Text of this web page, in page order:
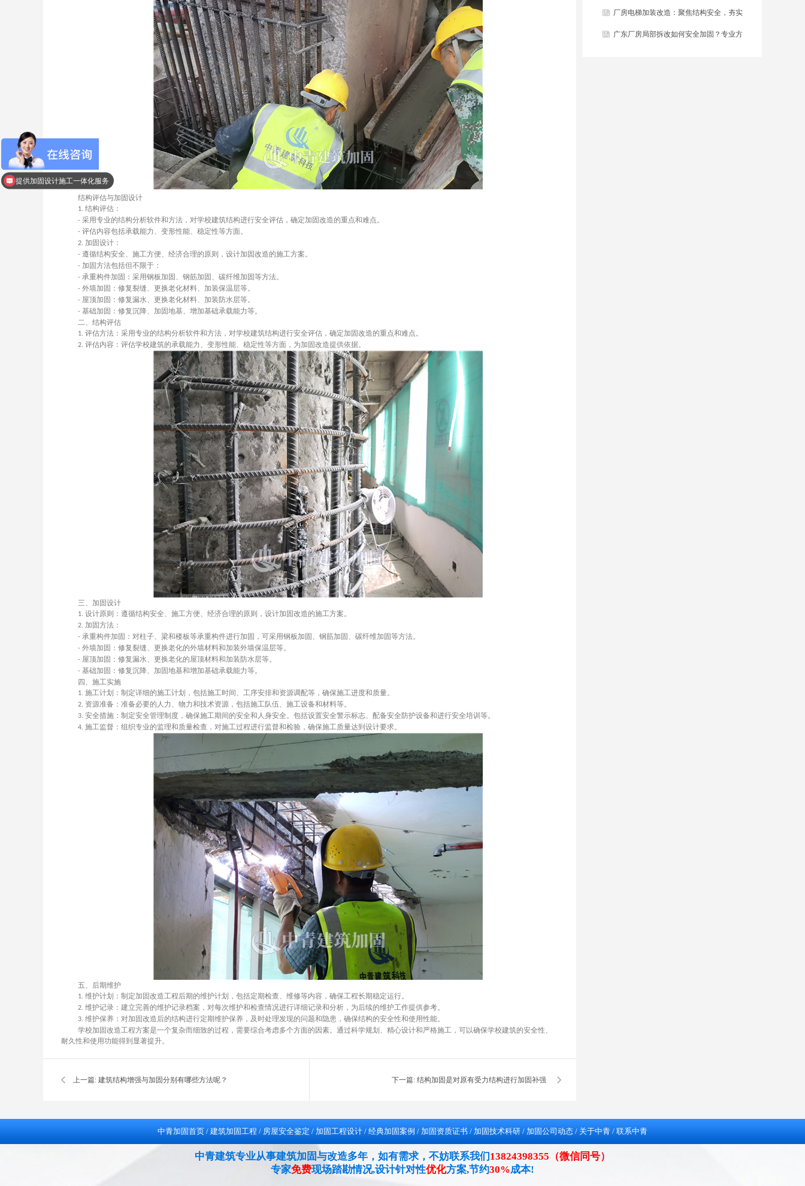
结构评估与加固设计
1. 结构评估：
- 采用专业的结构分析软件和方法，对学校建筑结构进行安全评估，确定加固改造的重点和难点。
- 评估内容包括承载能力、变形性能、稳定性等方面。
2. 加固设计：
- 遵循结构安全、施工方便、经济合理的原则，设计加固改造的施工方案。
- 加固方法包括但不限于：
- 承重构件加固：采用钢板加固、钢筋加固、碳纤维加固等方法。
- 外墙加固：修复裂缝、更换老化材料、加装保温层等。
- 屋顶加固：修复漏水、更换老化材料、加装防水层等。
- 基础加固：修复沉降、加固地基、增加基础承载能力等。
二、结构评估
1. 评估方法：采用专业的结构分析软件和方法，对学校建筑结构进行安全评估，确定加固改造的重点和难点。
2. 评估内容：评估学校建筑的承载能力、变形性能、稳定性等方面，为加固改造提供依据。
三、加固设计
1. 设计原则：遵循结构安全、施工方便、经济合理的原则，设计加固改造的施工方案。
2. 加固方法：
- 承重构件加固：对柱子、梁和楼板等承重构件进行加固，可采用钢板加固、钢筋加固、碳纤维加固等方法。
- 外墙加固：修复裂缝、更换老化的外墙材料和加装外墙保温层等。
- 屋顶加固：修复漏水、更换老化的屋顶材料和加装防水层等。
- 基础加固：修复沉降、加固地基和增加基础承载能力等。
四、施工实施
1. 施工计划：制定详细的施工计划，包括施工时间、工序安排和资源调配等，确保施工进度和质量。
2. 资源准备：准备必要的人力、物力和技术资源，包括施工队伍、施工设备和材料等。
3. 安全措施：制定安全管理制度，确保施工期间的安全和人身安全。包括设置安全警示标志、配备安全防护设备和进行安全培训等。
4. 施工监督：组织专业的监理和质量检查，对施工过程进行监督和检验，确保施工质量达到设计要求。
五、后期维护
1. 维护计划：制定加固改造工程后期的维护计划，包括定期检查、维修等内容，确保工程长期稳定运行。
2. 维护记录：建立完善的维护记录档案，对每次维护和检查情况进行详细记录和分析，为后续的维护工作提供参考。
3. 维护保养：对加固改造后的结构进行定期维护保养，及时处理发现的问题和隐患，确保结构的安全性和使用性能。
学校加固改造工程方案是一个复杂而细致的过程，需要综合考虑多个方面的因素。通过科学规划、精心设计和严格施工，可以确保学校建筑的安全性、
耐久性和使用功能得到显著提升。
上一篇: 建筑结构增强与加固分别有哪些方法呢？ 下一篇: 结构加固是对原有受力结构进行加固补强
筑牢安全底线
​厂房电梯加装改造：聚焦结构安全，夯实
工业垂直交通根基
​广东厂房局部拆改如何安全加固？专业方
中青加固首页 / 建筑加固工程 / 房屋安全鉴定 / 加固工程设计 / 经典加固案例 / 加固资质证书 / 加固技术科研 / 加固公司动态 / 关于中青 / 联系中青
中青建筑专业从事建筑加固与改造多年，如有需求，不妨联系我们13824398355（微信同号）
专家免费现场踏勘情况,设计针对性优化方案,节约30%成本!
提供加固设计施工一体化服务